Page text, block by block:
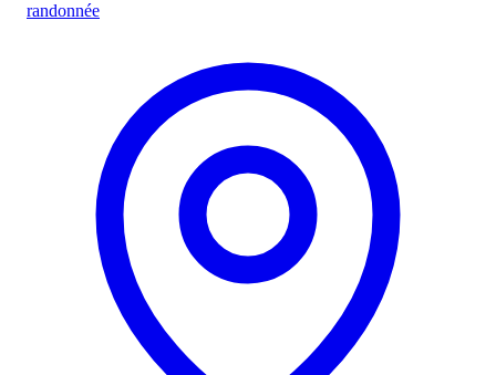
randonnée